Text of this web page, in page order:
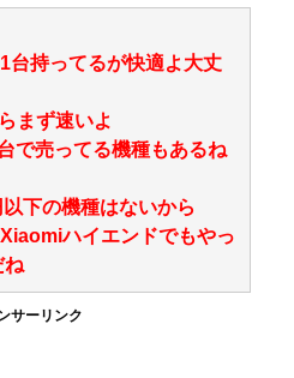
台持ってるが快適よ大丈
まず速いよ
で売ってる機種もあるね
下の機種はないから
ハイエンドでもやっ
ね
サーリンク